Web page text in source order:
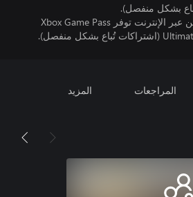
بشكل منفصل).
تتطلب اللعبة متعددة اللاعبين عبر الإنترنت توفر Xbox Game Pass
المراجعات المزيد